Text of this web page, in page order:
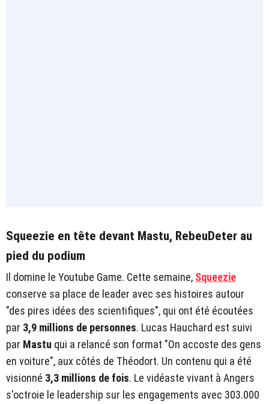
Squeezie en tête devant Mastu, RebeuDeter au
pied du podium
Il domine le Youtube Game. Cette semaine, Squeezie
conserve sa place de leader avec ses histoires autour
"des pires idées des scientifiques", qui ont été écoutées
par 3,9 millions de personnes. Lucas Hauchard est suivi
par Mastu qui a relancé son format "On accoste des gens
en voiture", aux côtés de Théodort. Un contenu qui a été
visionné 3,3 millions de fois. Le vidéaste vivant à Angers
s'octroie le leadership sur les engagements avec 303.000